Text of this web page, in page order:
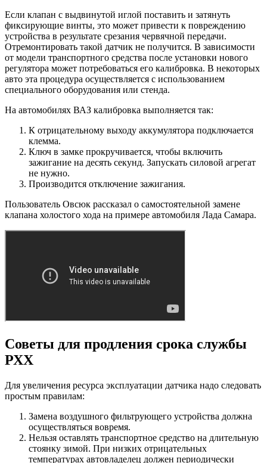
Если клапан с выдвинутой иглой поставить и затянуть
фиксирующие винты, это может привести к повреждению
устройства в результате срезания червячной передачи.
Отремонтировать такой датчик не получится. В зависимости
от модели транспортного средства после установки нового
регулятора может потребоваться его калибровка. В некоторых
авто эта процедура осуществляется с использованием
специального оборудования или стенда.
На автомобилях ВАЗ калибровка выполняется так:
К отрицательному выходу аккумулятора подключается
клемма.
Ключ в замке прокручивается, чтобы включить
зажигание на десять секунд. Запускать силовой агрегат
не нужно.
Производится отключение зажигания.
Пользователь Овсюк рассказал о самостоятельной замене
клапана холостого хода на примере автомобиля Лада Самара.
Советы для продления срока службы
РХХ
Для увеличения ресурса эксплуатации датчика надо следовать
простым правилам:
Замена воздушного фильтрующего устройства должна
осуществляться вовремя.
Нельзя оставлять транспортное средство на длительную
стоянку зимой. При низких отрицательных
температурах автовладелец должен периодически